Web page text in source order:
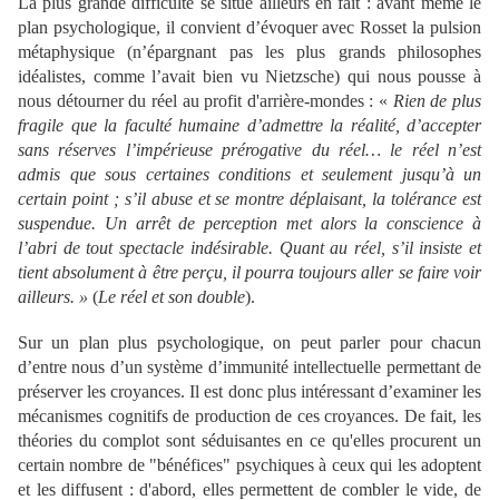
plan psychologique, il convient d’évoquer avec Rosset la pulsion
métaphysique (n’épargnant pas les plus grands philosophes
idéalistes, comme l’avait bien vu Nietzsche) qui nous pousse à
nous détourner du réel au profit d'arrière-mondes : « Rien de plus
fragile que la faculté humaine d’admettre la réalité, d’accepter
sans réserves l’impérieuse prérogative du réel… le réel n’est
admis que sous certaines conditions et seulement jusqu’à un
certain point ; s’il abuse et se montre déplaisant, la tolérance est
suspendue. Un arrêt de perception met alors la conscience à
l’abri de tout spectacle indésirable. Quant au réel, s’il insiste et
tient absolument à être perçu, il pourra toujours aller se faire voir
ailleurs. » (Le réel et son double).
Sur un plan plus psychologique, on peut parler pour chacun
d’entre nous d’un système d’immunité intellectuelle permettant de
préserver les croyances. Il est donc plus intéressant d’examiner les
mécanismes cognitifs de production de ces croyances. De fait, les
théories du complot sont séduisantes en ce qu'elles procurent un
certain nombre de "bénéfices" psychiques à ceux qui les adoptent
et les diffusent : d'abord, elles permettent de combler le vide, de